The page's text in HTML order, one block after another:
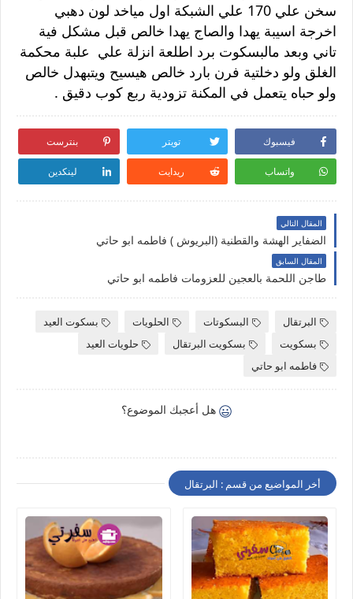
سخن علي 170 علي الشبكة اول مياخد لون دهبي
اخرجة اسيبة يهدا والصاج يهدا خالص قبل مشكل فية
تاني وبعد مالبسكوت برد اطلعة انزلة علي علبة محكمة
الغلق ولو دخلتية فرن بارد خالص هيسيح ويتبهدل خالص
ولو حباه يتعمل في المكنة تزودية ربع كوب دقيق .
فيسبوك تويتر بنترست
واتساب ريدايت لينكدين
المقال التالي
الضفاير الهشة والقطنية (البريوش ) فاطمه ابو حاتي
المقال السابق
طاجن اللحمة بالعجين للعزومات فاطمه ابو حاتي
البرتقال البسكوتات الحلويات
بسكوت العيد
بسكويت
بسكويت البرتقال
حلويات العيد
فاطمه ابو حاتي
هل أعجبك الموضوع؟
أخر المواضيع من قسم : البرتقال